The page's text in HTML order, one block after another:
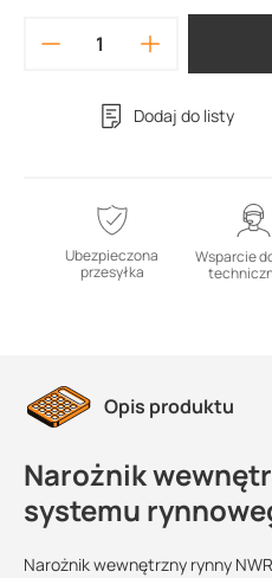
Dodaj do listy
Ubezpieczona
przesyłka
Wsparcie
Opis produktu
Narożnik
systemu
Narożnik wewnętrzny rynny